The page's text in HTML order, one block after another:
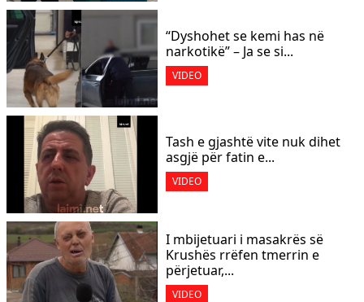
VIDEO
“Dyshohet se kemi has në
narkotikë” – Ja se si...
VIDEO
Tash e gjashtë vite nuk dihet
asgjë për fatin e...
VIDEO
I mbijetuari i masakrës së
Krushës rrëfen tmerrin e
përjetuar,...